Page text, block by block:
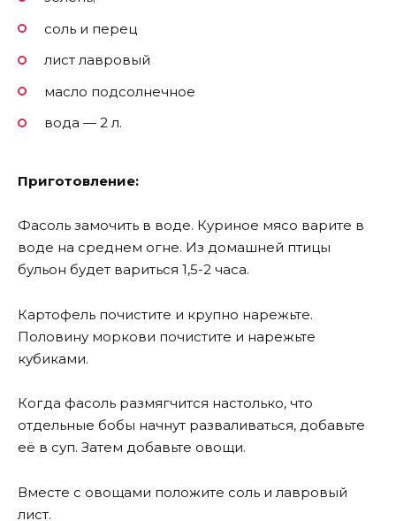
соль и перец
лист лавровый
масло подсолнечное
вода — 2 л.
Приготовление:
Фасоль замочить в воде. Куриное мясо варите в
воде на среднем огне. Из домашней птицы
бульон будет вариться 1,5-2 часа.
Картофель почистите и крупно нарежьте.
Половину моркови почистите и нарежьте
кубиками.
Когда фасоль размягчится настолько, что
отдельные бобы начнут разваливаться, добавьте
её в суп. Затем добавьте овощи.
Вместе с овощами положите соль и лавровый
лист.